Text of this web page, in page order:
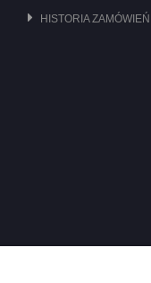
HISTORIA ZAMÓWIEŃ